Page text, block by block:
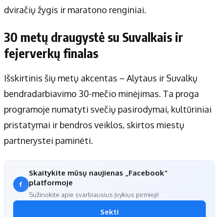
dviračių žygis ir maratono renginiai.
30 metų draugystė su Suvalkais ir
fejerverkų finalas
Išskirtinis šių metų akcentas – Alytaus ir Suvalkų
bendradarbiavimo 30-mečio minėjimas. Ta proga
programoje numatyti svečių pasirodymai, kultūriniai
pristatymai ir bendros veiklos, skirtos miestų
partnerystei paminėti.
Skaitykite mūsų naujienas „Facebook“
platformoje
Sužinokite apie svarbiausius įvykius pirmieji!
Sekti